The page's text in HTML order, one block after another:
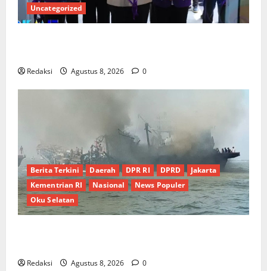
Uncategorized
Redaksi Agustus 8, 2026 0
Berita Terkini Daerah DPR RI DPRD
Jakarta
Kementrian RI
Nasional
News Populer
Oku Selatan
Redaksi Agustus 8, 2026 0